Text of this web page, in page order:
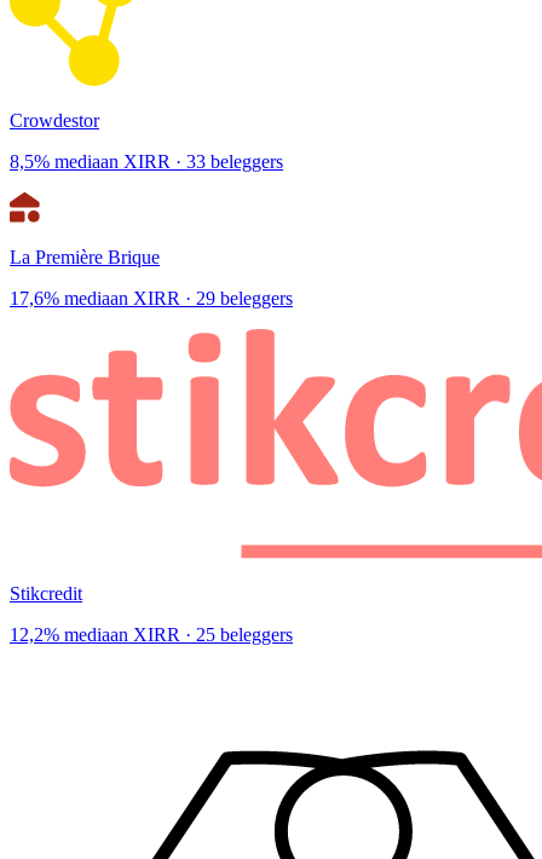
Crowdestor
8,5% mediaan XIRR · 33 beleggers
La Première Brique
17,6% mediaan XIRR · 29 beleggers
Stikcredit
12,2% mediaan XIRR · 25 beleggers